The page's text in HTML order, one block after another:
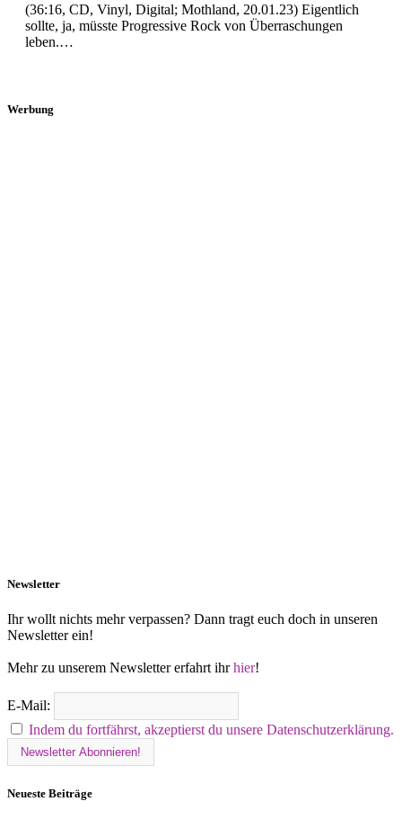
(36:16, CD, Vinyl, Digital; Mothland, 20.01.23) Eigentlich
sollte, ja, müsste Progressive Rock von Überraschungen
leben.…
Werbung
Newsletter
Ihr wollt nichts mehr verpassen? Dann tragt euch doch in unseren
Newsletter ein!
Mehr zu unserem Newsletter erfahrt ihrhier!
E-Mail:
Indem du fortfährst, akzeptierst du unsere Datenschutzerklärung.
Neueste Beiträge